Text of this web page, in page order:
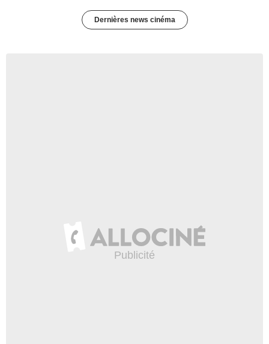
Dernières news cinéma